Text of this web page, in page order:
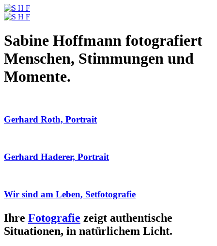
Sabine Hoffmann fotografiert
Menschen, Stimmungen und
Momente.
Gerhard Roth, Portrait
Gerhard Haderer, Portrait
Wir sind am Leben, Setfotografie
Ihre Fotografie zeigt authentische
Situationen, in natürlichem Licht.